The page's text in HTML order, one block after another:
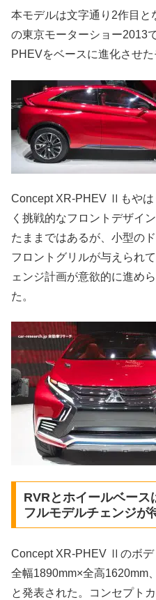
本モデルは文字通り2作目
の東京モーターショー2013
PHEVをベースに進化させた
Concept XR-PHEV Ⅱもやは
く挑戦的なフロントデザイ
たままではあるが、小型の
フロントグリルが与えられ
ェンジ計画が意欲的に進め
た。
RVRとホイールベース
フルモデルチェンジが
Concept XR-PHEV Ⅱのボデ
全幅1890mm×全高1620mm
と発表された。コンセプト